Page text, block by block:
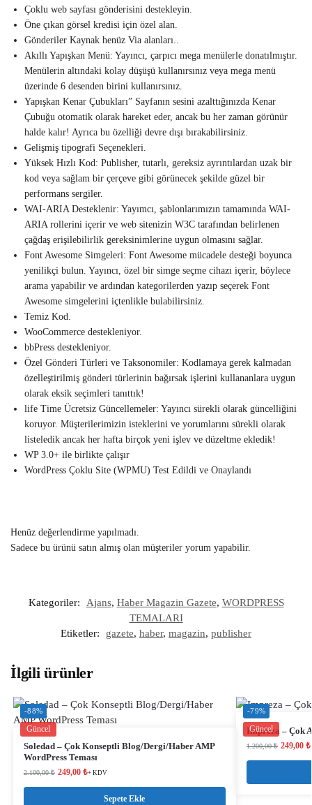
Çoklu web sayfası gönderisini destekleyin.
Öne çıkan görsel kredisi için özel alan.
Gönderiler Kaynak henüz Via alanları..
Akıllı Yapışkan Menü: Yayıncı, çarpıcı mega menülerle donatılmıştır.
Menülerin altındaki kolay düşüşü kullanırsınız veya mega menü
üzerinde 6 desenden birini kullanırsınız.
Yapışkan Kenar Çubukları” Sayfanın sesini azalttığınızda Kenar
Çubuğu otomatik olarak hareket eder, ancak bu her zaman görünür
halde kalır! Ayrıca bu özelliği devre dışı bırakabilirsiniz.
Gelişmiş tipografi Seçenekleri.
Yüksek Hızlı Kod: Publisher, tutarlı, gereksiz ayrıntılardan uzak bir
kod veya sağlam bir çerçeve gibi görünecek şekilde güzel bir
performans sergiler.
WAI-ARIA Desteklenir: Yayımcı, şablonlarımızın tamamında WAI-
ARIA rollerini içerir ve web sitenizin W3C tarafından belirlenen
çağdaş erişilebilirlik gereksinimlerine uygun olmasını sağlar.
Font Awesome Simgeleri: Font Awesome mücadele desteği boyunca
yenilikçi bulun. Yayıncı, özel bir simge seçme cihazı içerir, böylece
arama yapabilir ve ardından kategorilerden yazıp seçerek Font
Awesome simgelerini içtenlikle bulabilirsiniz.
Temiz Kod.
WooCommerce destekleniyor.
bbPress destekleniyor.
Özel Gönderi Türleri ve Taksonomiler: Kodlamaya gerek kalmadan
özelleştirilmiş gönderi türlerinin bağırsak işlerini kullananlara uygun
olarak eksik seçimleri tanıttık!
life Time Ücretsiz Güncellemeler: Yayıncı sürekli olarak güncelliğini
koruyor. Müşterilerimizin isteklerini ve yorumlarını sürekli olarak
listeledik ancak her hafta birçok yeni işlev ve düzeltme ekledik!
WP 3.0+ ile birlikte çalışır
WordPress Çoklu Site (WPMU) Test Edildi ve Onaylandı
Henüz değerlendirme yapılmadı.
Sadece bu ürünü satın almış olan müşteriler yorum yapabilir.
Kategoriler: Ajans, Haber Magazin Gazete, WORDPRESS
TEMALARI
Etiketler:
gazete, haber, magazin, publisher
İlgili ürünler
-88%
Güncel
Soledad – Çok Konseptli Blog/Dergi/Haber AMP
WordPress Teması
2.100,00₺ 249,00 ₺+ KDV
Sepete Ekle
-79%
Güncel
Impreza – Çok
1.200,00₺ 249,00 ₺